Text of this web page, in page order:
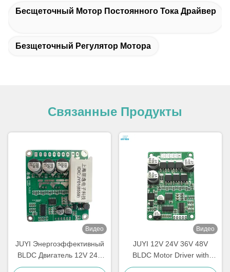
Бесщеточный Мотор Постоянного Тока Драйвер
Безщеточный Регулятор Мотора
Связанные Продукты
Видео
JUYI Энергоэффективный
BLDC Двигатель 12V 24V
48V с тормозной функцией
Видео
JUYI 12V 24V 36V 48V
BLDC Motor Driver with
JY01 IC and Wide Voltage